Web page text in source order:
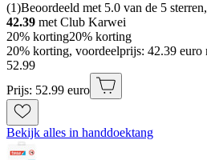
(1)Beoordeeld met 5.0 van de 5
42.39 met Club Karwei
20% korting20% korting
20% korting, voordeelprijs: 42.39
52.99
Prijs: 52.99 euro
Bekijk alles in handdoektang